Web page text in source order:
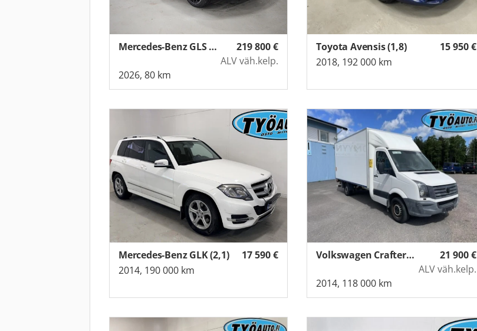
219 800€
ALV väh.kelp.
Mercedes-Benz GLS (3,0)
2026, 80 km
15 950€
Toyota Avensis (1,8)
2018, 192 000 km
17 590€
Mercedes-Benz GLK (2,1)
2014, 190 000 km
21 900€
ALV väh.kelp.
Volkswagen Crafter (2,0)
2014, 118 000 km